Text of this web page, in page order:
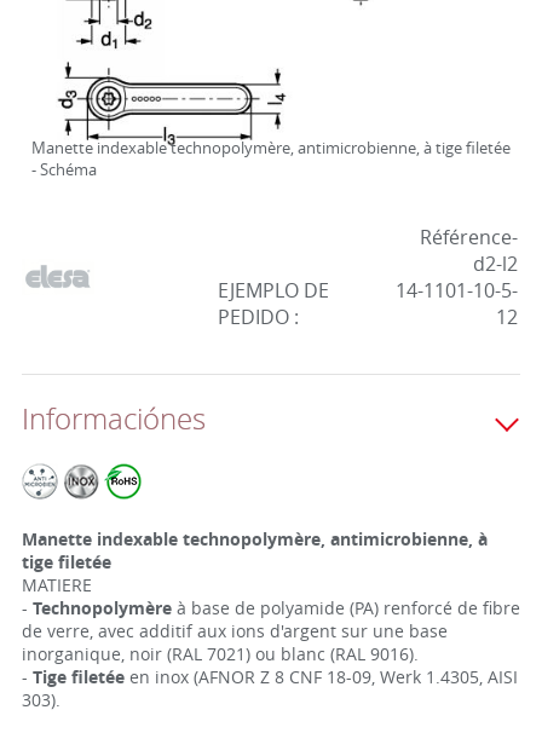
Manette indexable technopolymère, antimicrobienne, à tige filetée
- Schéma
EJEMPLO DE
PEDIDO :
Référence-
d2-l2
14-1101-10-5-
12
Informaciónes
Manette indexable technopolymère, antimicrobienne, à
tige filetée
MATIERE
- Technopolymèreà base de polyamide (PA) renforcé de fibre
de verre, avec additif aux ions d'argent sur une base
inorganique, noir (RAL 7021) ou blanc (RAL 9016).
- Tige filetéeen inox (AFNOR Z 8 CNF 18-09, Werk 1.4305, AISI
303).